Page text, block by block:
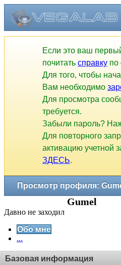
Если это ваш
почитать справку по
Для того, чтобы
Вам необходимо
Для просмотра
требуется.
Забыли пароль?
Для повторного
активацию учетной
ЗДЕСЬ.
Просмотр профиля:
Gumel
Обо мне
...